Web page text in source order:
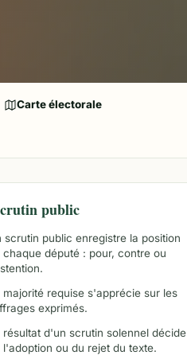
Carte électorale
public
scrutin public enregistre la position
chaque député : pour, contre ou
majorité requise s'apprécie sur les
exprimés.
résultat d'un scrutin solennel décide
l'adoption ou du rejet du texte.